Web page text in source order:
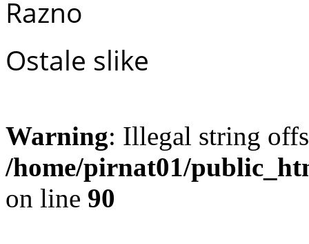
Razno
Ostale slike
Warning: Illegal string
/home/pirnat01/
on line 90